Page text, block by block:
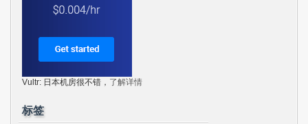
Vultr: 日本机房很不错， 了解详情
标签